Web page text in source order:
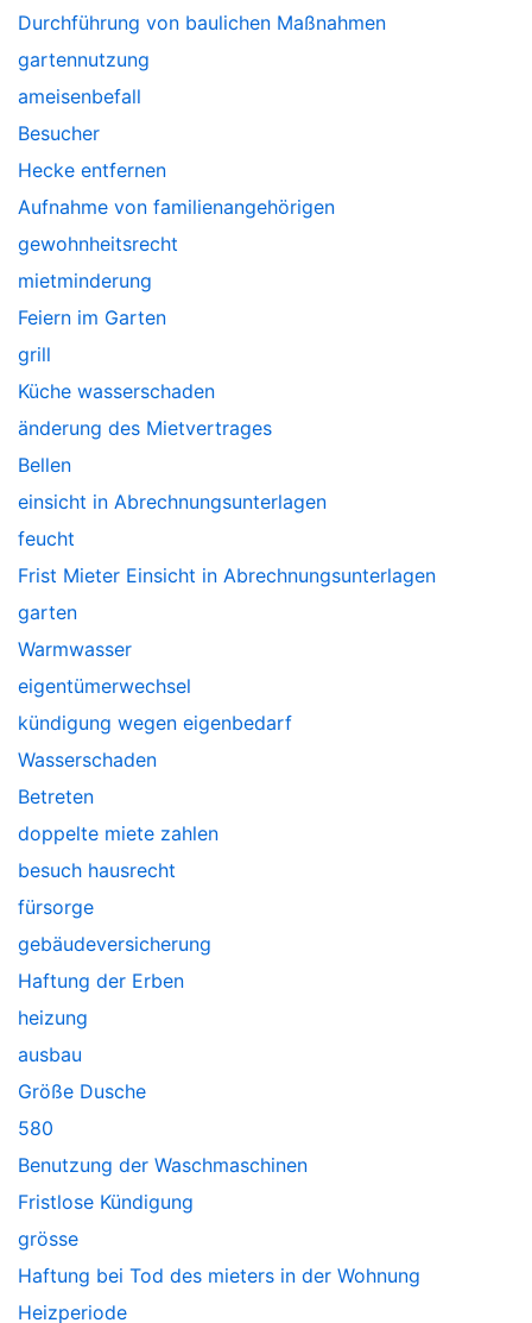
Durchführung von baulichen Maßnahmen
gartennutzung
ameisenbefall
Besucher
Hecke entfernen
Aufnahme von familienangehörigen
gewohnheitsrecht
mietminderung
Feiern im Garten
grill
Küche wasserschaden
änderung des Mietvertrages
Bellen
einsicht in Abrechnungsunterlagen
feucht
Frist Mieter Einsicht in Abrechnungsunterlagen
garten
Warmwasser
eigentümerwechsel
kündigung wegen eigenbedarf
Wasserschaden
Betreten
doppelte miete zahlen
besuch hausrecht
fürsorge
gebäudeversicherung
Haftung der Erben
heizung
ausbau
Größe Dusche
580
Benutzung der Waschmaschinen
Fristlose Kündigung
grösse
Haftung bei Tod des mieters in der Wohnung
Heizperiode